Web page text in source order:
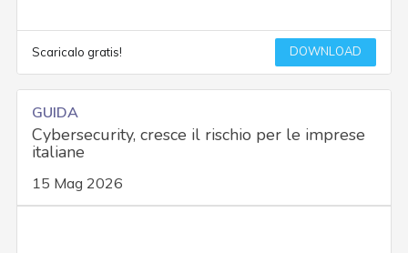
Scaricalo gratis! DOWNLOAD
GUIDA
Cybersecurity, cresce il rischio per le imprese
italiane
15 Mag 2026